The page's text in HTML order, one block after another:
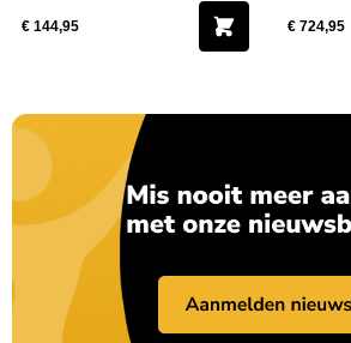
€ 144,95 € 724,95